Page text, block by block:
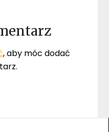
, aby móc dodać